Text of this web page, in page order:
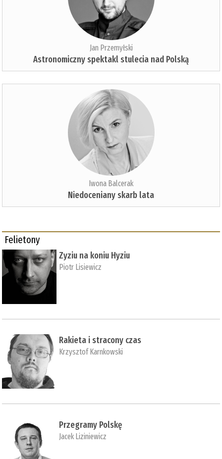
Jan Przemyłski
Astronomiczny spektakl stulecia nad Polską
Iwona Balcerak
Niedoceniany skarb lata
Felietony
Zyziu na koniu Hyziu
Piotr Lisiewicz
Rakieta i stracony czas
Krzysztof Karnkowski
Przegramy Polskę
Jacek Liziniewicz